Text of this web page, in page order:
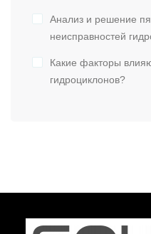
Анализ и решение
неисправностей
Какие факторы
гидроциклонов?